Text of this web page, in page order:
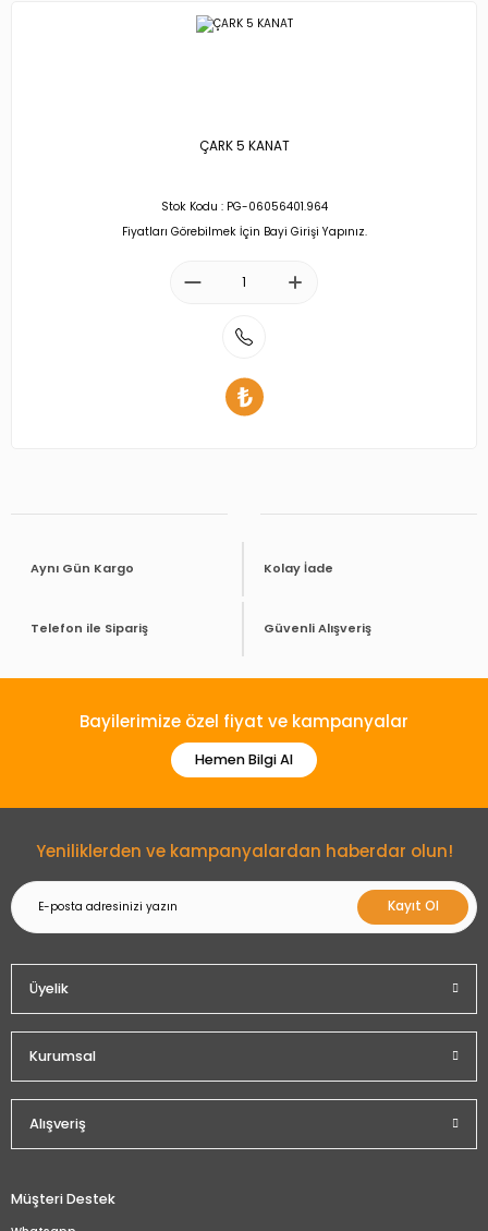
ÇARK 5 KANAT
Stok Kodu : PG-06056401.964
Fiyatları Görebilmek İçin Bayi Girişi Yapınız.
Aynı Gün Kargo Kolay İade
Telefon ile Sipariş Güvenli Alışveriş
Bayilerimize özel fiyat ve kampanyalar
Hemen Bilgi Al
Yeniliklerden ve kampanyalardan haberdar olun!
Kayıt Ol
Üyelik
Kurumsal
Alışveriş
Müşteri Destek